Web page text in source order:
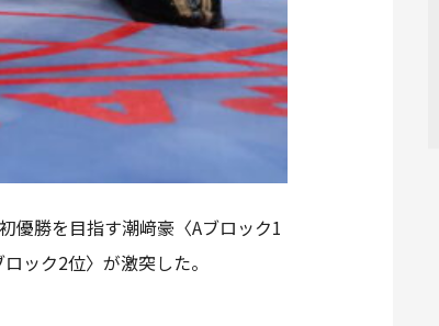
優勝を目指す潮﨑豪〈Aブロック1
ック2位〉が激突した。